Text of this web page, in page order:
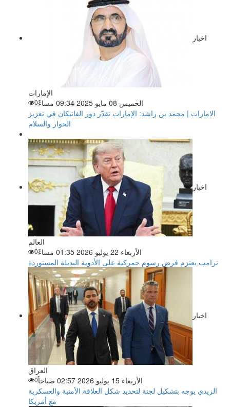
اخبار
الإمارات
الخميس 08 مايو 2025 09:34 مساءً
0
الامارات | محمد بن راشد: الإمارات تقدّر دور الفاتيكان في تعزيز
الحوار والسلام
اخبار
العالم
الأربعاء 22 يوليو 2026 01:35 مساءً
0
ترامب يعتزم فرض رسوم جمركية على الأدوية البديلة المستوردة
اخبار
العراق
الأربعاء 15 يوليو 2026 02:57 صباحاً
0
الزيدي يوجه بتشكيل لجنة لتحديد شكل العلاقة الأمنية والعسكرية
مع أمريكا